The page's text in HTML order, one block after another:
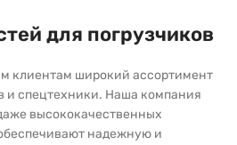
для погрузчиков
клиентам широкий ассортимент
и спецтехники. Наша компания
высококачественных
надежную и